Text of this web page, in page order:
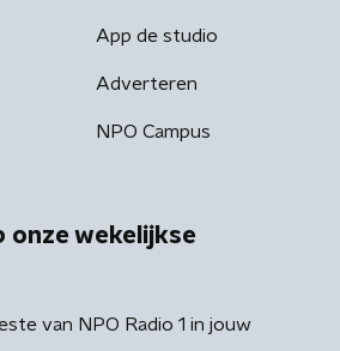
App de studio
Adverteren
NPO Campus
onze wekelijkse
van NPO Radio 1 in jouw